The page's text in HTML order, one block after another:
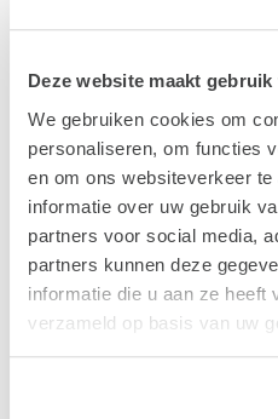
Deze website maakt
We gebruiken cookies om
personaliseren, om functies
en om ons websiteverkeer
informatie over uw gebruik
partners voor social media,
partners kunnen deze
informatie die u aan ze heeft
verzameld op basis van uw
Trouw: de grote
NPO radio 1;Openbare
nog altijd niet
Nieuwe norm moet
eenduidig maken
Vond je dit interessant?
Ontvang de nieuwste